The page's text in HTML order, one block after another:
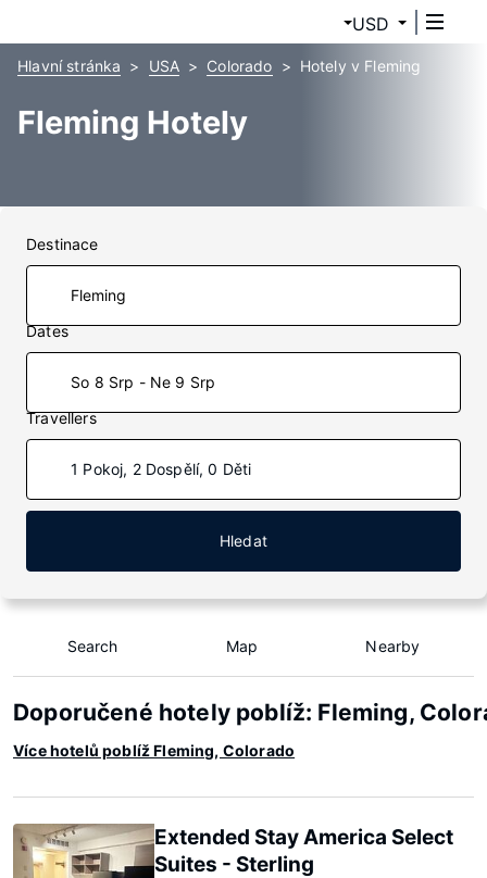
USD
Hlavní stránka USA Colorado Hotely v Fleming
Fleming Hotely
Destinace
Dates
So 8 Srp - Ne 9 Srp
Travellers
1 Pokoj, 2 Dospělí, 0 Děti
Hledat
Search Map Nearby
Doporučené hotely poblíž: Fleming,
Více hotelů poblíž Fleming, Colorado
Extended Stay America Select
Suites - Sterling